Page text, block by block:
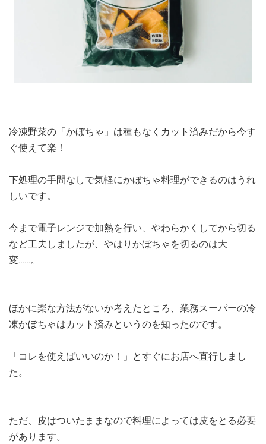
冷凍野菜の「かぼちゃ」は種もなくカット済みだから今す
ぐ使えて楽！
下処理の手間なしで気軽にかぼちゃ料理ができるのはうれ
しいです。
今まで電子レンジで加熱を行い、やわらかくしてから切る
など工夫しましたが、やはりかぼちゃを切るのは大
変……。
ほかに楽な方法がないか考えたところ、業務スーパーの冷
凍かぼちゃはカット済みというのを知ったのです。
「コレを使えばいいのか！」とすぐにお店へ直行しまし
た。
ただ、皮はついたままなので料理によっては皮をとる必要
があります。